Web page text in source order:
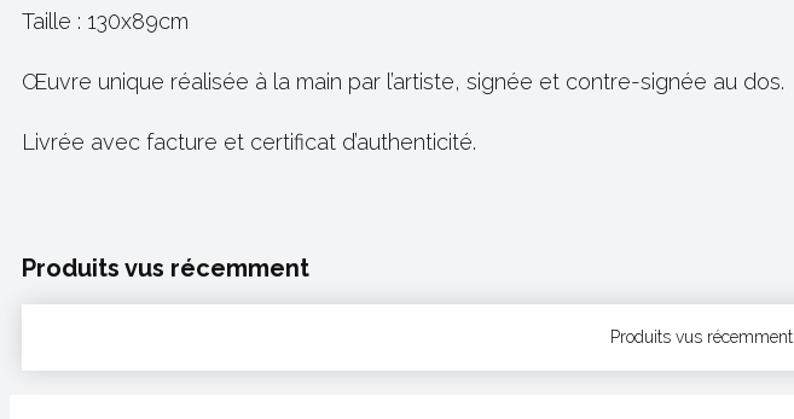
Taille : 130x89cm
Œuvre unique réalisée à la main par l’artiste, signée et contre-signée au dos.
Livrée avec facture et certificat d’authenticité.
Produits vus récemment
Produits vus récemment